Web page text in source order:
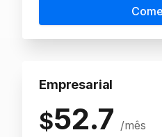
Empresarial
$52.7 /mês